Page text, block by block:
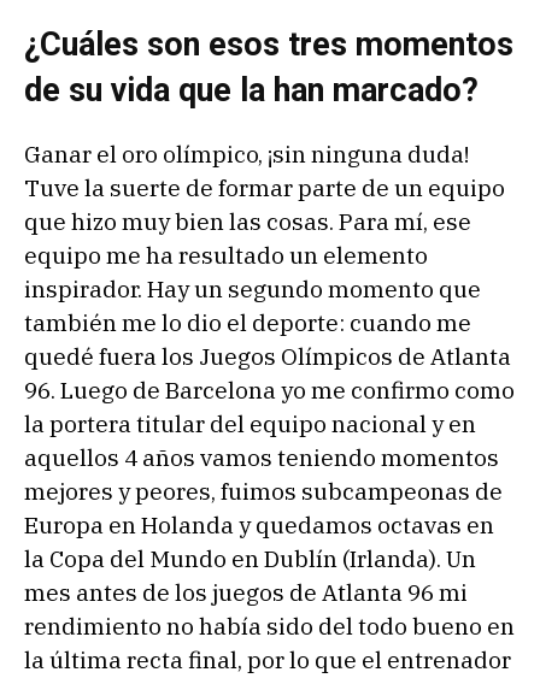
¿Cuáles son esos tres momentos
de su vida que la han marcado?
Ganar el oro olímpico, ¡sin ninguna duda!
Tuve la suerte de formar parte de un equipo
que hizo muy bien las cosas. Para mí, ese
equipo me ha resultado un elemento
inspirador. Hay un segundo momento que
también me lo dio el deporte: cuando me
quedé fuera los Juegos Olímpicos de Atlanta
96. Luego de Barcelona yo me confirmo como
la portera titular del equipo nacional y en
aquellos 4 años vamos teniendo momentos
mejores y peores, fuimos subcampeonas de
Europa en Holanda y quedamos octavas en
la Copa del Mundo en Dublín (Irlanda). Un
mes antes de los juegos de Atlanta 96 mi
rendimiento no había sido del todo bueno en
la última recta final, por lo que el entrenador